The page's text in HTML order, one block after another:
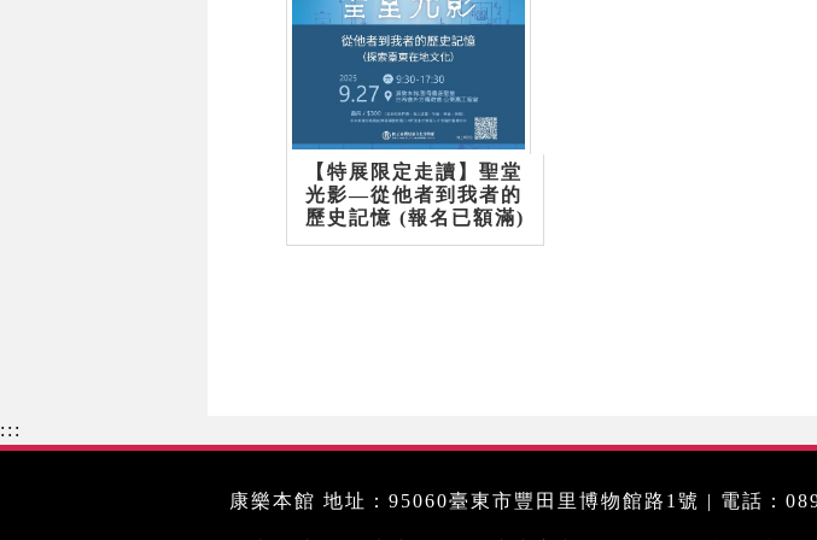
【特展限定走讀】聖堂
光影—從他者到我者的
歷史記憶 (報名已額滿)
:::
康樂本館 地址：95060臺東市豐田里博物館路1號 | 電話：